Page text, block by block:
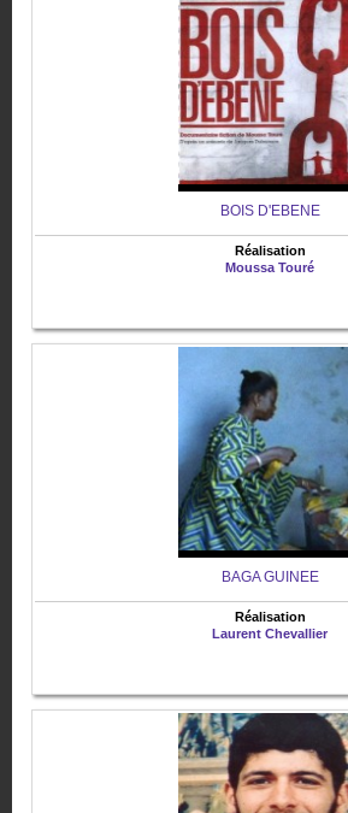
BOIS D'EBENE
Réalisation
Moussa Touré
BAGA GUINEE
Réalisation
Laurent Chevallier